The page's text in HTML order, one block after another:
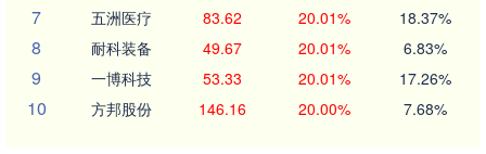
7 五洲医疗 83.62 20.01% 18.37%
8 耐科装备 49.67 20.01% 6.83%
9 一博科技 53.33 20.01% 17.26%
10 方邦股份 146.16 20.00% 7.68%